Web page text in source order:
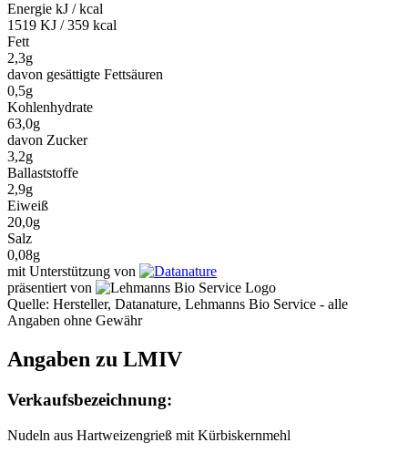
Energie kJ / kcal
1519 KJ / 359 kcal
Fett
2,3g
davon gesättigte Fettsäuren
0,5g
Kohlenhydrate
63,0g
davon Zucker
3,2g
Ballaststoffe
2,9g
Eiweiß
20,0g
Salz
0,08g
mit Unterstützung von
präsentiert von
Quelle: Hersteller, Datanature, Lehmanns Bio Service - alle
Angaben ohne Gewähr
Angaben zu LMIV
Verkaufsbezeichnung:
Nudeln aus Hartweizengrieß mit Kürbiskernmehl